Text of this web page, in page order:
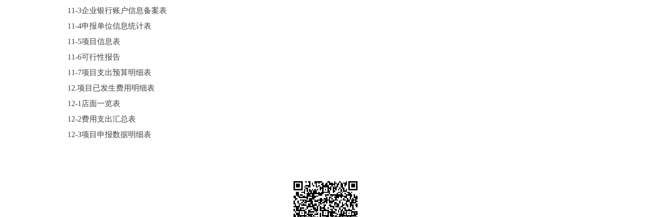
11-3企业银行账户信息备案表
11-4申报单位信息统计表
11-5项目信息表
11-6可行性报告
11-7项目支出预算明细表
12.项目已发生费用明细表
12-1店面一览表
12-2费用支出汇总表
12-3项目申报数据明细表